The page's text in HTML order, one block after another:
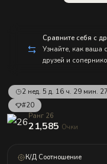
Сравните себя с
Узнайте, как ваша
друзей и
2 нед. 5 д. 16 ч. 29 мин.
#20
Ранг 26
21,585 Очки
К/Д Соотношение